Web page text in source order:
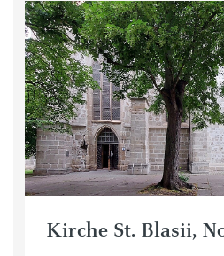
Kirche St. Blasii,